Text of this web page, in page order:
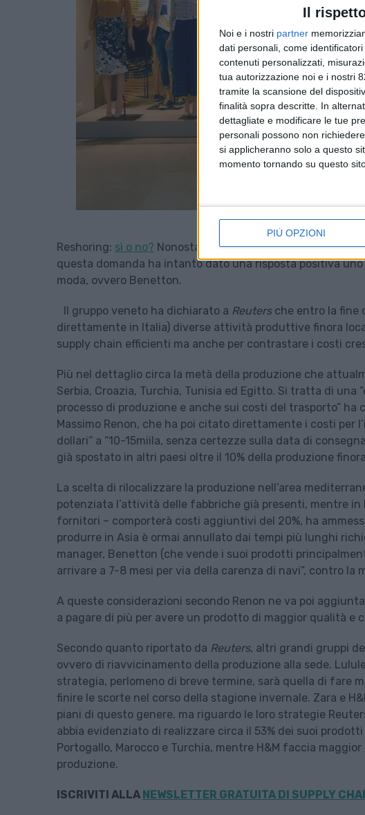
Il
Noi e i nostri partner
dati personali, come
contenuti personalizzati,
tua autorizzazione noi e i nostri
tramite la scansione del
finalità sopra descritte. In
dettagliate e modificare le tue
personali possono non
si applicheranno solo a questo
momento tornando su questo
PIÙ OPZIONI
Reshoring: sì o no? Nonostante lo scetticismo di alcuni
questa domanda ha intanto dato una risposta positiva
moda, ovvero Benetton.
Il gruppo veneto ha dichiarato a Reuters che entro la fine
direttamente in Italia) diverse attività produttive finora
supply chain efficienti ma anche per contrastare i costi
Più nel dettaglio circa la metà della produzione che
Serbia, Croazia, Turchia, Tunisia ed Egitto. Si tratta di
processo di produzione e anche sui costi del trasporto”
Massimo Renon, che ha poi citato direttamente i costi per
dollari” a “10-15miila, senza certezze sulla data di
già spostato in altri paesi oltre il 10% della produzione
La scelta di rilocalizzare la produzione nell’area
potenziata l’attività delle fabbriche già presenti, mentre
fornitori – comporterà costi aggiuntivi del 20%, ha
produrre in Asia è ormai annullato dai tempi più lunghi
manager, Benetton (che vende i suoi prodotti
arrivare a 7-8 mesi per via della carenza di navi”, contro la
A queste considerazioni secondo Renon ne va poi
a pagare di più per avere un prodotto di maggior qualità e
Secondo quanto riportato da Reuters, altri grandi gruppi
ovvero di riavvicinamento della produzione alla sede.
strategia, perlomeno di breve termine, sarà quella di fare
finire le scorte nel corso della stagione invernale. Zara e
piani di questo genere, ma riguardo le loro strategie
abbia evidenziato di realizzare circa il 53% dei suoi
Portogallo, Marocco e Turchia, mentre H&M faccia
produzione.
ISCRIVITI ALLA NEWSLETTER GRATUITA DI SUPPLY